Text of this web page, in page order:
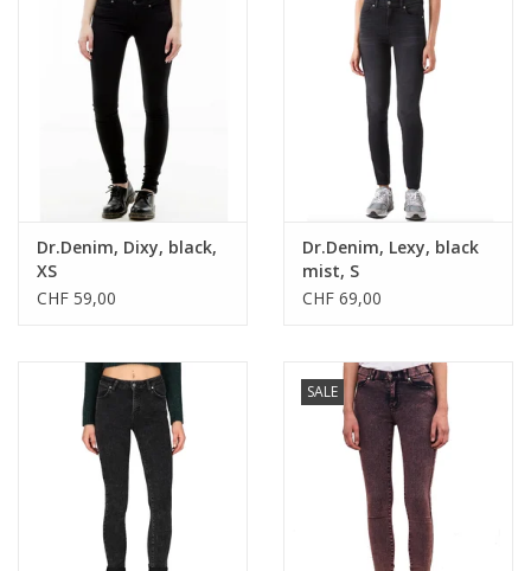
Dr.Denim, Dixy, black,
XS
CHF 59,00
Dr.Denim, Lexy, black
mist, S
CHF 69,00
SALE